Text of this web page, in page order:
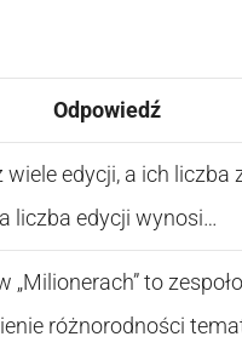
Odpowiedź
wiele edycji, a ich liczba
liczba edycji wynosi…
„Milionerach” to
różnorodności